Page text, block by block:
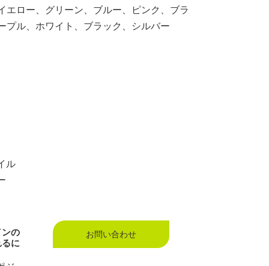
エロー、グリーン、ブルー、ピンク、ブラ
プル、ホワイト、ブラック、シルバー
ル
の
に
お問い合わせ